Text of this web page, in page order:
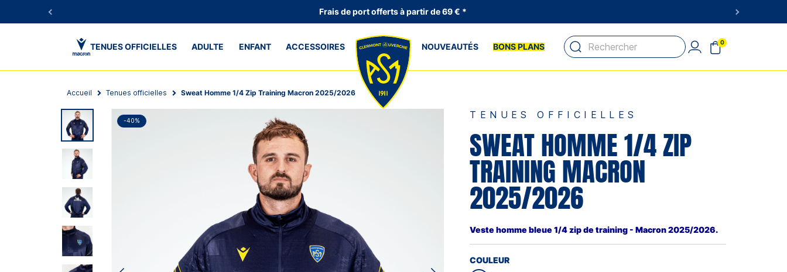
Frais de port offerts à partir de 69 € *
TENUES OFFICIELLES ADULTE ENFANT ACCESSOIRES NOUVEAUTÉS BONS PLANS 0
Accueil Tenues officielles Sweat Homme 1/4 Zip Training Macron 2025/2026
-40%
TENUES OFFICIELLES
SWEAT HOMME 1/4 ZIP
TRAINING MACRON
2025/2026
Veste homme bleue 1/4 zip de training - Macron 2025/2026.
COULEUR